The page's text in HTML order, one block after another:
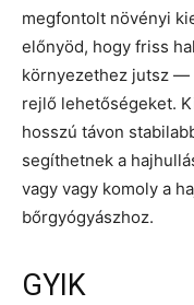
megfontolt növényi
előnyöd, hogy friss
környezethez jutsz —
rejlő lehetőségeket.
hosszú távon
segíthetnek a
vagy vagy komoly a
bőrgyógyászhoz.
GYIK